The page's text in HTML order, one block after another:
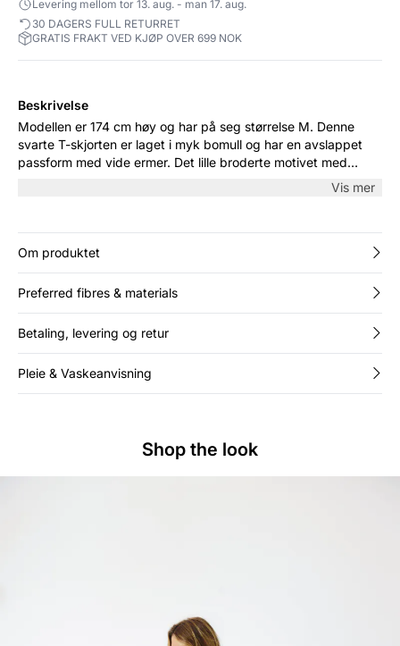
Levering mellom tor 13. aug. - man 17. aug.
30 DAGERS FULL RETURRET
GRATIS FRAKT VED KJØP OVER 699 NOK
Beskrivelse
Modellen er 174 cm høy og har på seg størrelse M. Denne
svarte T-skjorten er laget i myk bomull og har en avslappet
passform med vide ermer. Det lille broderte motivet med
stener foran gir et feminint preg til det enkle uttrykket. Perfekt
til hverdags – bruk den med jeans, skjørt eller under en blazer
Vis mer
Om produktet
Preferred fibres & materials
Betaling, levering og retur
Pleie & Vaskeanvisning
Shop the look